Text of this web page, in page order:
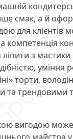
смак, а й
для клієнтів
компетенція
з мастики
уміння
торти,
та трендовими
вигодою